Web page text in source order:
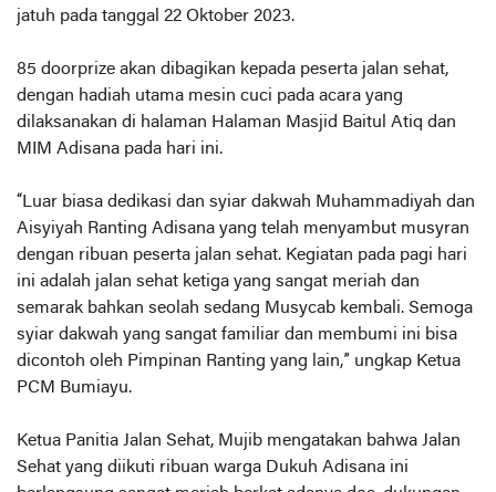
jatuh pada tanggal 22 Oktober 2023.
85 doorprize akan dibagikan kepada peserta jalan sehat,
dengan hadiah utama mesin cuci pada acara yang
dilaksanakan di halaman Halaman Masjid Baitul Atiq dan
MIM Adisana pada hari ini.
“Luar biasa dedikasi dan syiar dakwah Muhammadiyah dan
Aisyiyah Ranting Adisana yang telah menyambut musyran
dengan ribuan peserta jalan sehat. Kegiatan pada pagi hari
ini adalah jalan sehat ketiga yang sangat meriah dan
semarak bahkan seolah sedang Musycab kembali. Semoga
syiar dakwah yang sangat familiar dan membumi ini bisa
dicontoh oleh Pimpinan Ranting yang lain,” ungkap Ketua
PCM Bumiayu.
Ketua Panitia Jalan Sehat, Mujib mengatakan bahwa Jalan
Sehat yang diikuti ribuan warga Dukuh Adisana ini